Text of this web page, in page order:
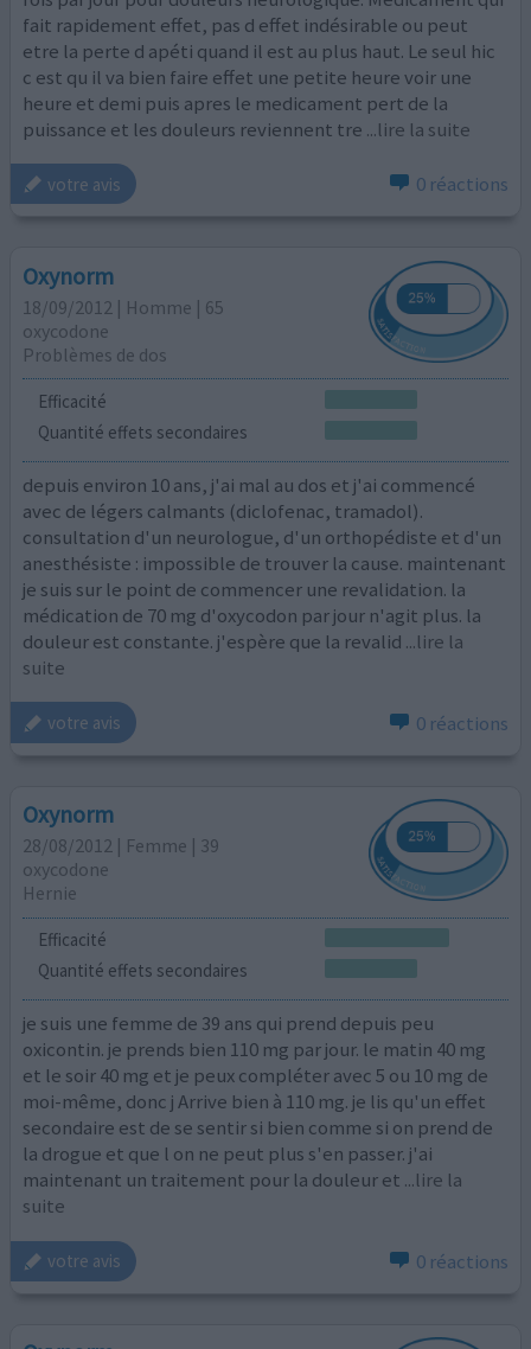
fait rapidement effet, pas d effet indésirable ou peut
etre la perte d apéti quand il est au plus haut. Le seul hic
c est qu il va bien faire effet une petite heure voir une
heure et demi puis apres le medicament pert de la
puissance et les douleurs reviennent tre ...lire la suite
votre avis 0 réactions
Oxynorm
18/09/2012 | Homme | 65
oxycodone
Problèmes de dos
Efficacité
Quantité effets secondaires
depuis environ 10 ans, j'ai mal au dos et j'ai commencé
avec de légers calmants (diclofenac, tramadol).
consultation d'un neurologue, d'un orthopédiste et d'un
anesthésiste : impossible de trouver la cause. maintenant
je suis sur le point de commencer une revalidation. la
médication de 70 mg d'oxycodon par jour n'agit plus. la
douleur est constante. j'espère que la revalid ...lire la
suite
votre avis 0 réactions
Oxynorm
28/08/2012 | Femme | 39
oxycodone
Hernie
Efficacité
Quantité effets secondaires
je suis une femme de 39 ans qui prend depuis peu
oxicontin. je prends bien 110 mg par jour. le matin 40 mg
et le soir 40 mg et je peux compléter avec 5 ou 10 mg de
moi-même, donc j Arrive bien à 110 mg. je lis qu'un effet
secondaire est de se sentir si bien comme si on prend de
la drogue et que l on ne peut plus s'en passer. j'ai
maintenant un traitement pour la douleur et ...lire la
suite
votre avis 0 réactions